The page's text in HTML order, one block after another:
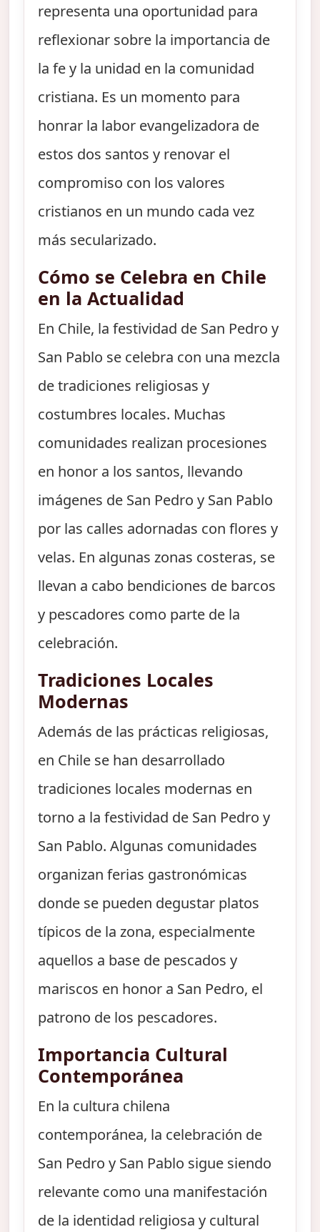
representa una oportunidad para
reflexionar sobre la importancia de
la fe y la unidad en la comunidad
cristiana. Es un momento para
honrar la labor evangelizadora de
estos dos santos y renovar el
compromiso con los valores
cristianos en un mundo cada vez
más secularizado.
Cómo se Celebra en Chile
en la Actualidad
En Chile, la festividad de San Pedro y
San Pablo se celebra con una mezcla
de tradiciones religiosas y
costumbres locales. Muchas
comunidades realizan procesiones
en honor a los santos, llevando
imágenes de San Pedro y San Pablo
por las calles adornadas con flores y
velas. En algunas zonas costeras, se
llevan a cabo bendiciones de barcos
y pescadores como parte de la
celebración.
Tradiciones Locales
Modernas
Además de las prácticas religiosas,
en Chile se han desarrollado
tradiciones locales modernas en
torno a la festividad de San Pedro y
San Pablo. Algunas comunidades
organizan ferias gastronómicas
donde se pueden degustar platos
típicos de la zona, especialmente
aquellos a base de pescados y
mariscos en honor a San Pedro, el
patrono de los pescadores.
Importancia Cultural
Contemporánea
En la cultura chilena
contemporánea, la celebración de
San Pedro y San Pablo sigue siendo
relevante como una manifestación
de la identidad religiosa y cultural